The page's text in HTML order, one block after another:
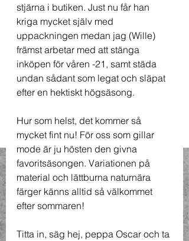
stjärna i butiken. Just nu får han
kriga mycket själv med
uppackningen medan jag (Wille)
främst arbetar med att stänga
inköpen för våren -21, samt städa
undan sådant som legat och släpat
efter en hektiskt högsäsong.
Hur som helst, det kommer så
mycket fint nu! För oss som gillar
mode är ju hösten den givna
favoritsäsongen. Variationen på
material och lättburna naturnära
färger känns alltid så välkommet
efter sommaren!
Titta in, säg hej, peppa Oscar och ta